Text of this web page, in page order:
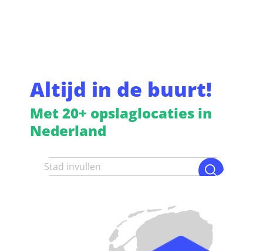
Altijd in de buurt!
Met 20+ opslaglocaties in
Nederland